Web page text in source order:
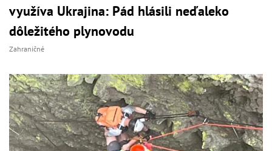
využíva Ukrajina: Pád hlásili neďaleko
dôležitého plynovodu
Zahraničné